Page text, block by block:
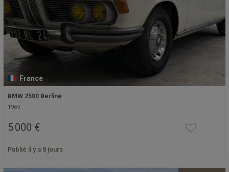
France
BMW 2500 Berline
1969
5 000 €
Publié il y a 8 jours